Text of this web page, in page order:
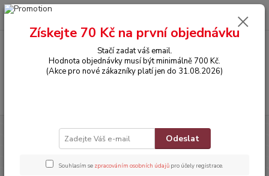
0,00 Kč
POTŘEBY PRO MIMINKA Dudlíky a klipy
Silikonový řetízek na
dudlík- ZELENÝ - MEDVÍDEK
Silikonový řetízek na dudlík-
Získejte 70 Kč na první objednávku
Stačí zadat váš email.
Hodnota objednávky musí být minimálně 700 Kč.
(Akce pro nové zákazníky platí jen do 31.08.2026)
Odeslat
Souhlasím se zpracováním osobních údajů pro účely registrace.